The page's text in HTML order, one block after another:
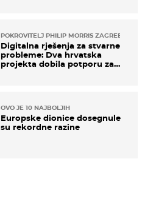
POKROVITELJ PHILIP MORRIS ZAGREB
Digitalna rješenja za stvarne
probleme: Dva hrvatska
projekta dobila potporu za
OVO JE 10 NAJBOLJIH
Europske dionice dosegnule
su rekordne razine